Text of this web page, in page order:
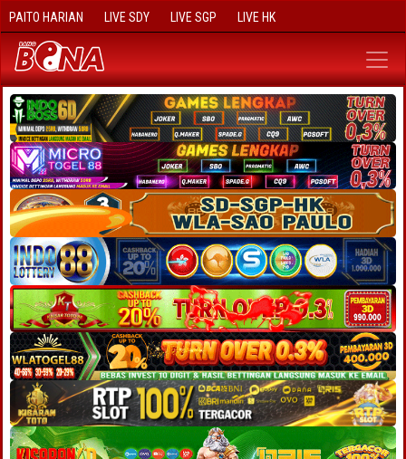
PAITO HARIAN LIVE SDY LIVE SGP LIVE HK